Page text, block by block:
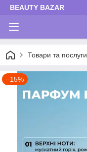
BEAUTY BAZAR
Товари та послуги
–15%